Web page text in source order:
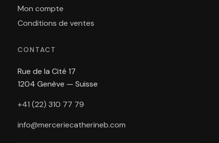
Mon compte
Conditions de ventes
CONTACT
Rue de la Cité 17
1204 Genève — Suisse
+41 (22) 310 77 79
info@merceriecatherineb.com